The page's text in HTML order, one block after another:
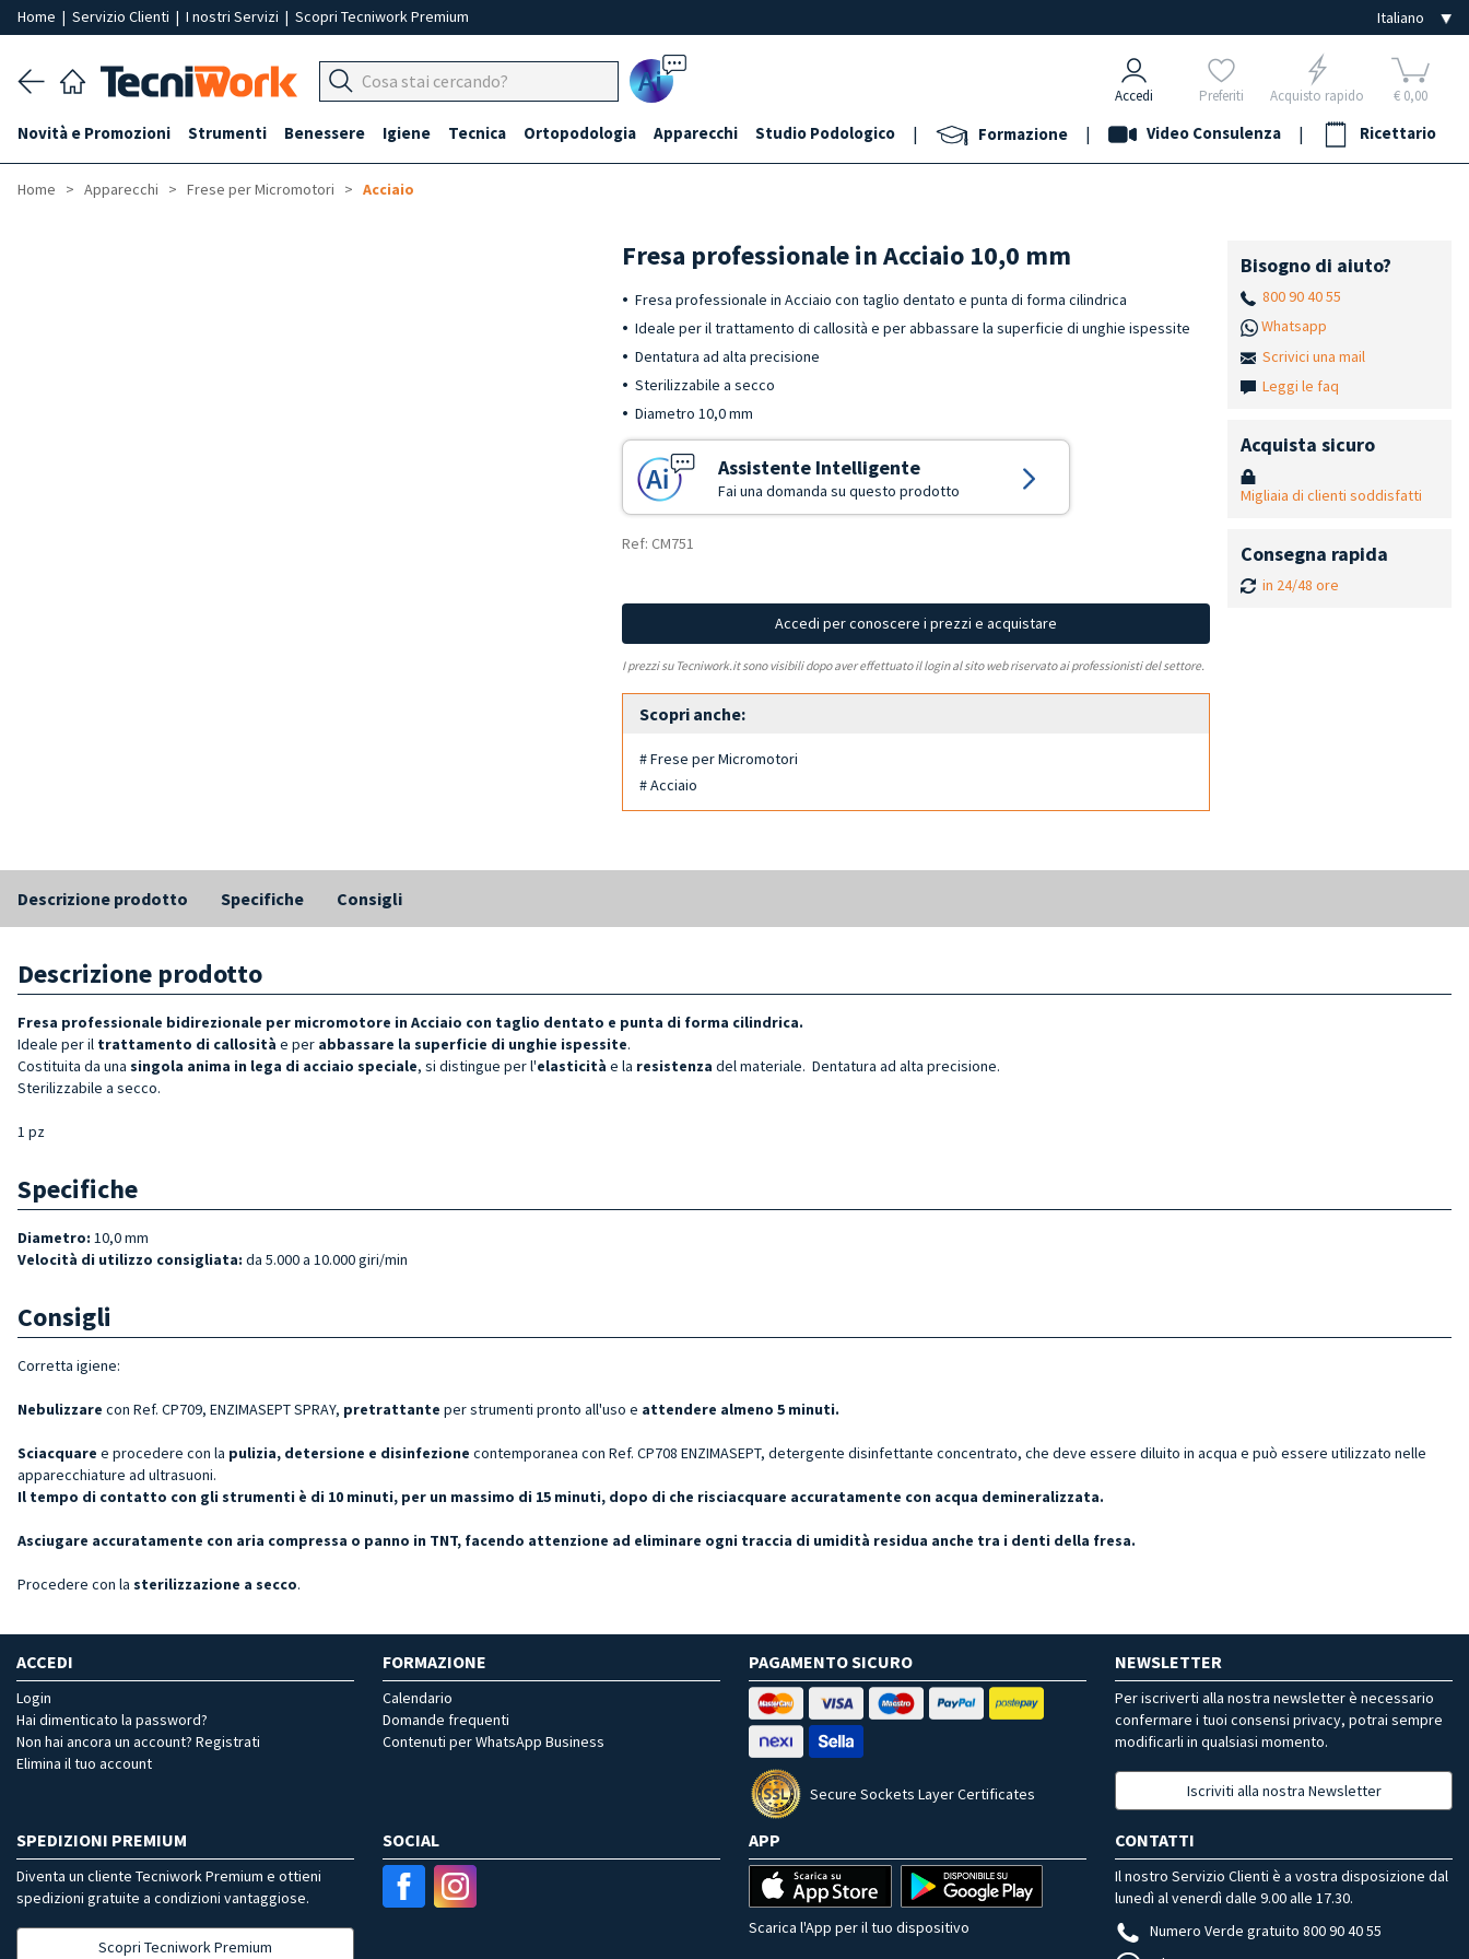
Home | Servizio Clienti | I nostri Servizi | Scopri Tecniwork Premium
Ai Accedi Preferiti Acquisto rapido € 0,00
Novità e Promozioni Strumenti Benessere Igiene Tecnica Ortopodologia Apparecchi Studio Podologico | Formazione | Video Consulenza | Ricettario
Home Apparecchi Frese per Micromotori Acciaio
Fresa professionale in Acciaio 10,0 mm
Fresa professionale in Acciaio con taglio dentato e punta di forma cilindrica
Ideale per il trattamento di callosità e per abbassare la superficie di unghie ispessite
Dentatura ad alta precisione
Sterilizzabile a secco
Diametro 10,0 mm
Assistente Intelligente
Fai una domanda su questo prodotto
Ref: CM751
Accedi per conoscere i prezzi e acquistare
I prezzi su Tecniwork.it sono visibili dopo aver effettuato il login al sito web riservato ai professionisti del settore.
Scopri anche:
# Frese per Micromotori
# Acciaio
Bisogno di aiuto?
800 90 40 55
Whatsapp
Scrivici una mail
Leggi le faq
Acquista sicuro
Migliaia di clienti soddisfatti
Consegna rapida
in 24/48 ore
Descrizione prodotto Specifiche Consigli
Descrizione prodotto
Fresa professionale bidirezionale per micromotore in Acciaio con taglio dentato e punta di forma cilindrica.
Ideale per il trattamento di callosità e per abbassare la superficie di unghie ispessite.
Costituita da una singola anima in lega di acciaio speciale, si distingue per l'elasticità e la resistenza del materiale. Dentatura ad alta precisione.
Sterilizzabile a secco.
1 pz
Specifiche
Diametro: 10,0 mm
Velocità di utilizzo consigliata: da 5.000 a 10.000 giri/min
Consigli
Corretta igiene:
Nebulizzare con Ref. CP709, ENZIMASEPT SPRAY, pretrattante per strumenti pronto all'uso e attendere almeno 5 minuti.
Sciacquare e procedere con la pulizia, detersione e disinfezione contemporanea con Ref. CP708 ENZIMASEPT, detergente disinfettante concentrato, che deve essere diluito in acqua e può essere utilizzato nelle
apparecchiature ad ultrasuoni.
Il tempo di contatto con gli strumenti è di 10 minuti, per un massimo di 15 minuti, dopo di che risciacquare accuratamente con acqua demineralizzata.
Asciugare accuratamente con aria compressa o panno in TNT, facendo attenzione ad eliminare ogni traccia di umidità residua anche tra i denti della fresa.
Procedere con la sterilizzazione a secco.
ACCEDI
Login
Hai dimenticato la password?
Non hai ancora un account? Registrati
Elimina il tuo account
FORMAZIONE
Calendario
Domande frequenti
Contenuti per WhatsApp Business
PAGAMENTO SICURO
Secure Sockets Layer Certificates
NEWSLETTER
Per iscriverti alla nostra newsletter è necessario
confermare i tuoi consensi privacy, potrai sempre
modificarli in qualsiasi momento.
Iscriviti alla nostra Newsletter
SPEDIZIONI PREMIUM
Diventa un cliente Tecniwork Premium e ottieni
spedizioni gratuite a condizioni vantaggiose.
Scopri Tecniwork Premium
SOCIAL APP
Scarica l'App per il tuo dispositivo
CONTATTI
Il nostro Servizio Clienti è a vostra disposizione dal
lunedì al venerdì dalle 9.00 alle 17.30.
Numero Verde gratuito 800 90 40 55